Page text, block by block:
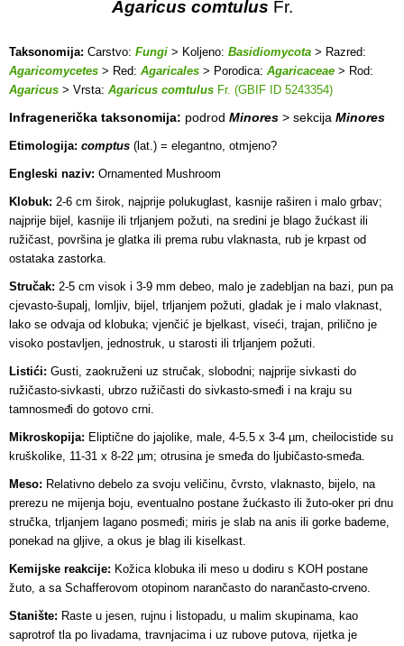
Agaricus comtulus Fr.
Taksonomija: Carstvo: Fungi > Koljeno: Basidiomycota > Razred:
Agaricomycetes > Red: Agaricales > Porodica: Agaricaceae > Rod:
Agaricus > Vrsta: Agaricus comtulus Fr. (GBIF ID 5243354)
Infragenerička taksonomija: podrod Minores > sekcija Minores
Etimologija: comptus (lat.) = elegantno, otmjeno?
Engleski naziv: Ornamented Mushroom
Klobuk: 2-6 cm širok, najprije polukuglast, kasnije raširen i malo grbav;
najprije bijel, kasnije ili trljanjem požuti, na sredini je blago žućkast ili
ružičast, površina je glatka ili prema rubu vlaknasta, rub je krpast od
ostataka zastorka.
Stručak: 2-5 cm visok i 3-9 mm debeo, malo je zadebljan na bazi, pun pa
cjevasto-šupalj, lomljiv, bijel, trljanjem požuti, gladak je i malo vlaknast,
lako se odvaja od klobuka; vjenčić je bjelkast, viseći, trajan, prilično je
visoko postavljen, jednostruk, u starosti ili trljanjem požuti.
Listići: Gusti, zaokruženi uz stručak, slobodni; najprije sivkasti do
ružičasto-sivkasti, ubrzo ružičasti do sivkasto-smeđi i na kraju su
tamnosmeđi do gotovo crni.
Mikroskopija: Eliptične do jajolike, male, 4-5.5 x 3-4 µm, cheilocistide su
kruškolike, 11-31 x 8-22 µm; otrusina je smeđa do ljubičasto-smeđa.
Meso: Relativno debelo za svoju veličinu, čvrsto, vlaknasto, bijelo, na
prerezu ne mijenja boju, eventualno postane žućkasto ili žuto-oker pri dnu
stručka, trljanjem lagano posmeđi; miris je slab na anis ili gorke bademe,
ponekad na gljive, a okus je blag ili kiselkast.
Kemijske reakcije: Kožica klobuka ili meso u dodiru s KOH postane
žuto, a sa Schafferovom otopinom narančasto do narančasto-crveno.
Stanište: Raste u jesen, rujnu i listopadu, u malim skupinama, kao
saprotrof tla po livadama, travnjacima i uz rubove putova, rijetka je